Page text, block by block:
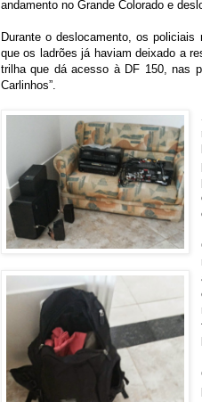
andamento no Grande Colorado e
Durante o deslocamento, os policiais
que os ladrões já haviam deixado a
trilha que dá acesso à DF 150, nas
Carlinhos”.